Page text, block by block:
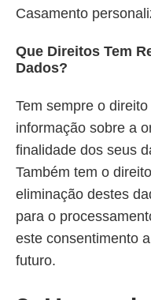
Casamento
Que Direitos Tem
Dados?
Tem sempre o
informação sobre a
finalidade dos seus
Também tem o
eliminação destes
para o
este consentimento
futuro.